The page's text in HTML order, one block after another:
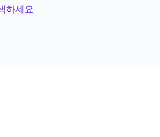
하세요